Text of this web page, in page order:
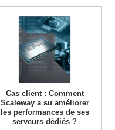
Cas client : Comment
Scaleway a su améliorer
les performances de ses
serveurs dédiés ?